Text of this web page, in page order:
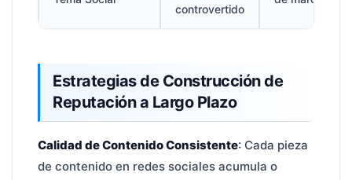
controvertido
Estrategias de Construcción de
Reputación a Largo Plazo
Calidad de Contenido Consistente: Cada pieza
de contenido en redes sociales acumula o